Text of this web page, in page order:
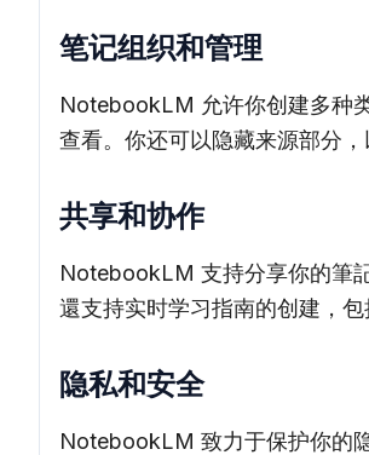
笔记组织和管理
NotebookLM 允许你创建多种
查看。你还可以隐藏来源部分，
共享和协作
NotebookLM 支持分享你的筆
還支持实时学习指南的创建，
隐私和安全
NotebookLM 致力于保护你的